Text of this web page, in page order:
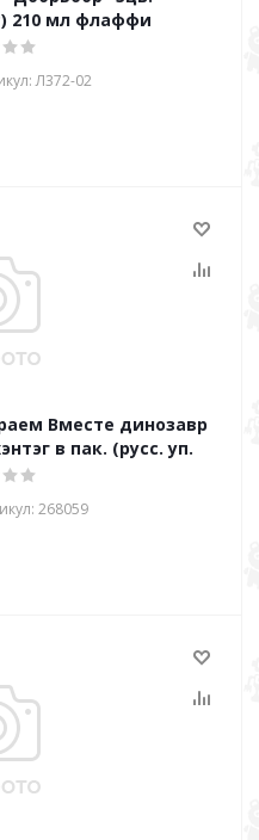
210 мл флаффи
Л372-02
Вместе динозавр
в пак. (русс. уп.
268059